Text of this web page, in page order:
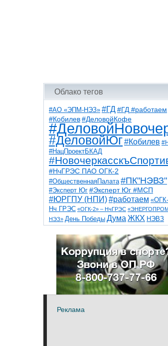
Облако тегов
#АО «ЭПМ-НЭЗ» #ГД #ГД #работаем
#Кобилев #ДеловойКофе
#ДеловойЮг#Кобилев
#НацПроектБКАД
#НчГРЭС ПАО ОГК-2
#ОбщественнаяПалата #ПК"НЭВЗ"
#Эксперт Юг #Эксперт Юг #МСП
#ЮРГПУ (НПИ)#работаем
Нч ГРЭС «ОГК-2» – НчГРЭС
НЭЗ» День Победы Дума ЖКХ НЭВЗ
НчГРЭС ТНТ
благоустройствоветераны выборы
детидороги казаки коррупция космос
общественная палата парк пожар роща
спорт театр транспорт художники
Реклама